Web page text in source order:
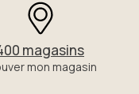
magasins
mon magasin